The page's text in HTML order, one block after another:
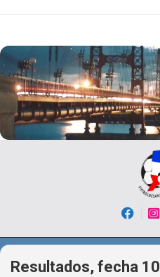
Resultados, fecha